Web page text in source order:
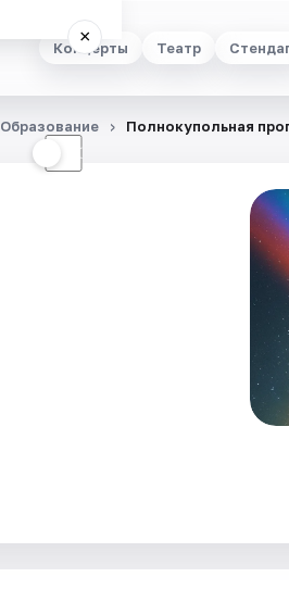
Концерты Театр
×
☾
Образование Полнокупольная